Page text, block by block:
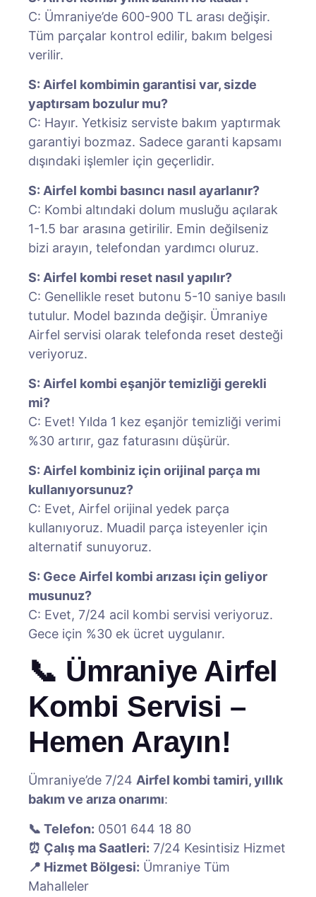
C: Ümraniye’de 600-900 TL arası değişir.
Tüm parçalar kontrol edilir, bakım belgesi
verilir.
S: Airfel kombimin garantisi var, sizde
yaptırsam bozulur mu?
C: Hayır. Yetkisiz serviste bakım yaptırmak
garantiyi bozmaz. Sadece garanti kapsamı
dışındaki işlemler için geçerlidir.
S: Airfel kombi basıncı nasıl ayarlanır?
C: Kombi altındaki dolum musluğu açılarak
1-1.5 bar arasına getirilir. Emin değilseniz
bizi arayın, telefondan yardımcı oluruz.
S: Airfel kombi reset nasıl yapılır?
C: Genellikle reset butonu 5-10 saniye basılı
tutulur. Model bazında değişir. Ümraniye
Airfel servisi olarak telefonda reset desteği
veriyoruz.
S: Airfel kombi eşanjör temizliği gerekli
mi?
C: Evet! Yılda 1 kez eşanjör temizliği verimi
%30 artırır, gaz faturasını düşürür.
S: Airfel kombiniz için orijinal parça mı
kullanıyorsunuz?
C: Evet, Airfel orijinal yedek parça
kullanıyoruz. Muadil parça isteyenler için
alternatif sunuyoruz.
S: Gece Airfel kombi arızası için geliyor
musunuz?
C: Evet, 7/24 acil kombi servisi veriyoruz.
Gece için %30 ek ücret uygulanır.
📞 Ümraniye Airfel
Kombi Servisi –
Hemen Arayın!
Ümraniye’de 7/24 Airfel kombi tamiri, yıllık
bakım ve arıza onarımı:
📞 Telefon: 0501 644 18 80
⏰ Çalış ma Saatleri: 7/24 Kesintisiz Hizmet
📍 Hizmet Bölgesi: Ümraniye Tüm
Mahalleler